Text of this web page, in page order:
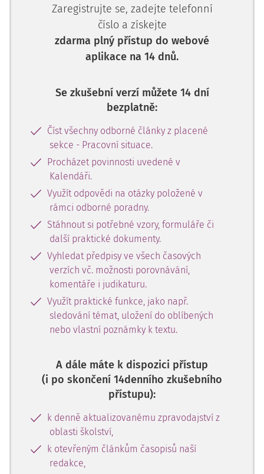
Zaregistrujte se, zadejte telefonní
číslo a získejte
zdarma plný přístup do webové
aplikace na 14 dnů.
Se zkušební verzí můžete 14 dní
bezplatně:
Číst všechny odborné články z placené
sekce - Pracovní situace.
Procházet povinnosti uvedené v
Kalendáři.
Využít odpovědi na otázky položené v
rámci odborné poradny.
Stáhnout si potřebné vzory, formuláře či
další praktické dokumenty.
Vyhledat předpisy ve všech časových
verzích vč. možnosti porovnávání,
komentáře i judikaturu.
Využít praktické funkce, jako např.
sledování témat, uložení do oblíbených
nebo vlastní poznámky k textu.
A dále máte k dispozici přístup
(i po skončení 14denního zkušebního
přístupu):
k denně aktualizovanému zpravodajství z
oblasti školství,
k otevřeným článkům časopisů naší
redakce,